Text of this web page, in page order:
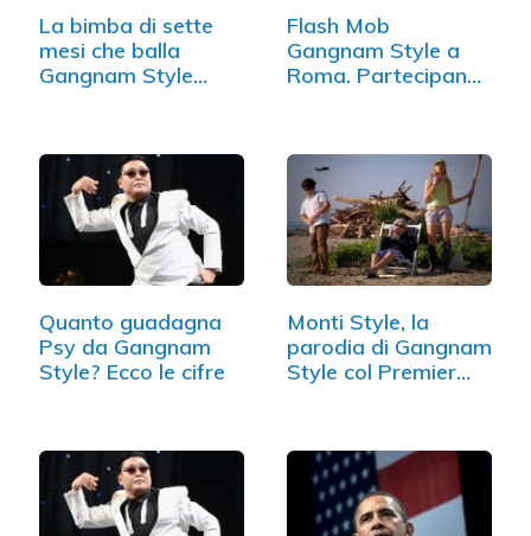
La bimba di sette
mesi che balla
Gangnam Style
Flash Mob
Gangnam Style a
Roma. Partecipano
Quanto guadagna
Psy da Gangnam
Style? Ecco le cifre
Monti Style, la
parodia di Gangnam
Style col Premier